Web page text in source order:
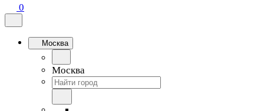
0
Москва
Москва